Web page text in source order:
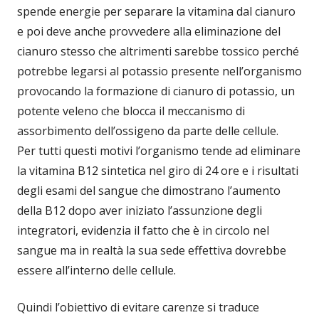
spende energie per separare la vitamina dal cianuro
e poi deve anche provvedere alla eliminazione del
cianuro stesso che altrimenti sarebbe tossico perché
potrebbe legarsi al potassio presente nell’organismo
provocando la formazione di cianuro di potassio, un
potente veleno che blocca il meccanismo di
assorbimento dell’ossigeno da parte delle cellule.
Per tutti questi motivi l’organismo tende ad eliminare
la vitamina B12 sintetica nel giro di 24 ore e i risultati
degli esami del sangue che dimostrano l’aumento
della B12 dopo aver iniziato l’assunzione degli
integratori, evidenzia il fatto che è in circolo nel
sangue ma in realtà la sua sede effettiva dovrebbe
essere all’interno delle cellule.
Quindi l’obiettivo di evitare carenze si traduce